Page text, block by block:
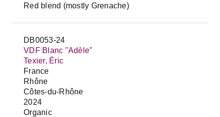
Red blend (mostly Grenache)
DB0053-24
VDF Blanc "Adèle"
Texier, Éric
France
Rhône
Côtes-du-Rhône
2024
Organic